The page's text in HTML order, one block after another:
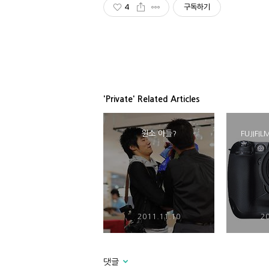
4 구독하기
'Private' Related Articles
윈소 아들?
2011.11.10
댓글